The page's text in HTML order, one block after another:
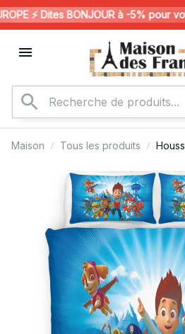
⚡️ Dites BONJOUR à -5% pour
Maison Tous les produits
Literie